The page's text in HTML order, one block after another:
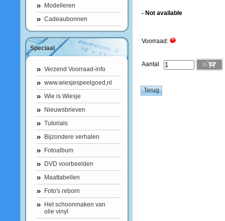
Modelleren
Cadeaubonnen
Speciaal
Verzend Voorraad-info
www.wiesjespeelgoed,nl
Wie is Wiesje
Nieuwsbrieven
Tutorials
Bijzondere verhalen
Fotoalbum
DVD voorbeelden
Maattabellen
Foto's reborn
Het schoonmaken van
olie vinyl
- Not available
Voorraad:
Aantal